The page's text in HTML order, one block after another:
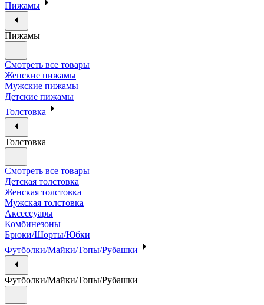
Пижамы
Пижамы
Смотреть все товары
Женские пижамы
Мужские пижамы
Детские пижамы
Толстовка
Толстовка
Смотреть все товары
Детская толстовка
Женская толстовка
Мужская толстовка
Аксессуары
Комбинезоны
Брюки/Шорты/Юбки
Футболки/Майки/Топы/Рубашки
Футболки/Майки/Топы/Рубашки